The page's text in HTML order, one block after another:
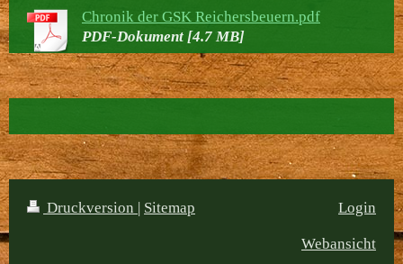
Chronik der GSK Reichersbeuern.pdf
PDF-Dokument [4.7 MB]
Druckversion | Sitemap Login
Webansicht